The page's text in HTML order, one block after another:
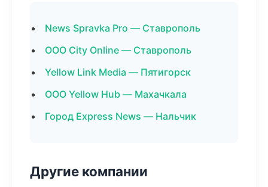
News Spravka Pro — Ставрополь
ООО City Online — Ставрополь
Yellow Link Media — Пятигорск
ООО Yellow Hub — Махачкала
Город Express News — Нальчик
Другие компании